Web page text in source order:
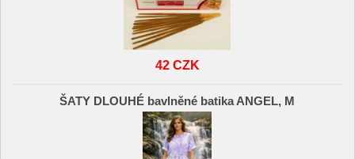
42 CZK
ŠATY DLOUHÉ bavlněné batika ANGEL, M